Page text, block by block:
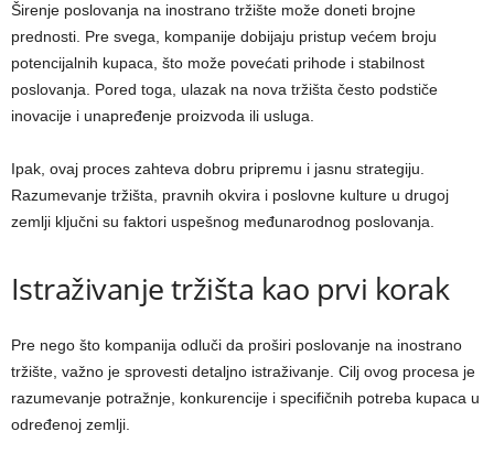
Širenje poslovanja na inostrano tržište može doneti brojne
prednosti. Pre svega, kompanije dobijaju pristup većem broju
potencijalnih kupaca, što može povećati prihode i stabilnost
poslovanja. Pored toga, ulazak na nova tržišta često podstiče
inovacije i unapređenje proizvoda ili usluga.
Ipak, ovaj proces zahteva dobru pripremu i jasnu strategiju.
Razumevanje tržišta, pravnih okvira i poslovne kulture u drugoj
zemlji ključni su faktori uspešnog međunarodnog poslovanja.
Istraživanje tržišta kao prvi korak
Pre nego što kompanija odluči da proširi poslovanje na inostrano
tržište, važno je sprovesti detaljno istraživanje. Cilj ovog procesa je
razumevanje potražnje, konkurencije i specifičnih potreba kupaca u
određenoj zemlji.